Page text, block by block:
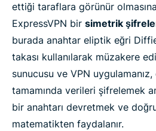
ettiği taraflara görünür
ExpressVPN bir simetrik
burada anahtar eliptik eğri
takası kullanılarak müzakere
sunucusu ve VPN
tamamında verileri şifrelemek
bir anahtarı devretmek ve
matematikten faydalanır.